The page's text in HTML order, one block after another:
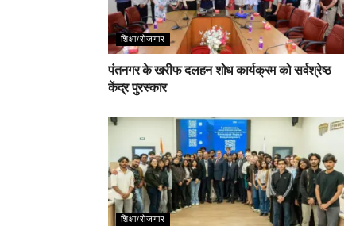
शिक्षा/रोजगार
पंतनगर के खरीफ दलहन शोध कार्यक्रम को सर्वश्रेष्ठ
केंद्र पुरस्कार
शिक्षा/रोजगार